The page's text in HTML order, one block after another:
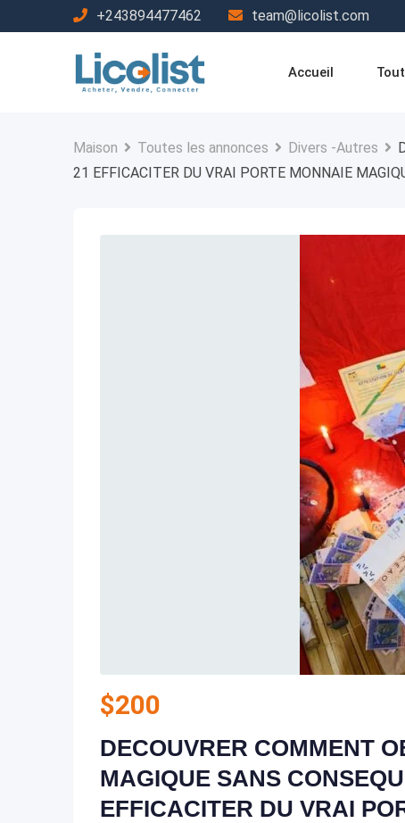
au
+243894477462 team@licolist.com
Accueil
Maison Toutes les annonces Divers -Autres
21 EFFICACITER DU VRAI PORTE MONNAIE
$200
DECOUVRER COMMENT
MAGIQUE SANS
EFFICACITER DU VRAI